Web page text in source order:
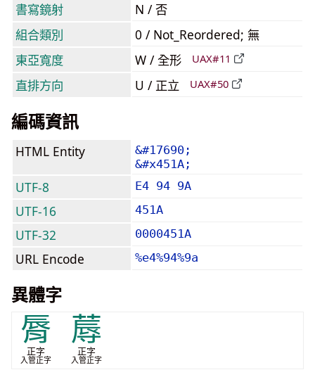
書寫鏡射
N / 否
組合類別
0 / Not_Reordered; 無
東亞寬度
W / 全形 UAX#11
直排方向 U / 正立 UAX#50
編碼資訊
HTML Entity
&#17690;
&#x451A;
UTF-8 E4 94 9A
UTF-16 451A
UTF-32 0000451A
URL Encode %e4%94%9a
異體字
脣
正字
入管正字
蓐
正字
入管正字